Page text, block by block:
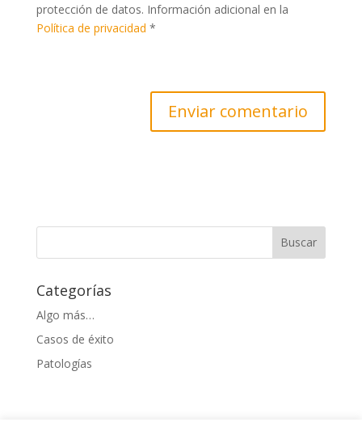
protección de datos. Información adicional en la
Política de privacidad *
Categorías
Algo más…
Casos de éxito
Patologías